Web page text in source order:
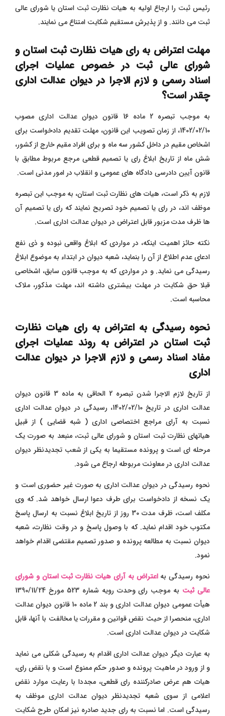
رئیس ثبت را ارجاع اولیه به هیات نظارت ثبت استان یا شورای عالی
ثبت می دانند. و از پذیرش مستقیم شکایت امتناع می نمایند.
مهلت اعتراض به رای هیات نظارت ثبت استان و
شورای عالی ثبت در خصوص عملیات اجرای
اسناد رسمی و لازم الاجرا در دیوان عدالت اداری
چقدر است؟
به موجب تبصره 2 ماده 16 قانون دیوان عدالت اداری مصوب
1402/02/10، از زمان تصویب این قانون، مهلت تقدیم دادخواست برای
اشخاص مقیم در داخل کشور سه ماه و برای افراد مقیم خارج از کشور،
شش ماه از تاریخ ابلاغ رای یا تصمیم قطعی مرجع مربوط مطابق با
قانون آیین دادرسی دادگاه های عمومی و انقلاب در امور مدنی است.
لازم به ذکر است، هیات های نظارت ثبت استان، به موجب این تبصره
موظف اند، در رای یا تصمیم خود تصریح نمایند که رای یا تصمیم آن
ها ظرف مدت مزبور قابل اعتراض در دیوان عدالت اداری است.
نکته حائز اهمیت اینکه، در مواردی که ابلاغ واقعی نبوده و ذی نفع
ادعای عدم اطلاع از آن را بنماید، شعبه دیوان در ابتداء به موضوع ابلاغ
رسیدگی می نماید. و در مواردی که به موجب قانون سابق، اشخاصی
قبلا حق شکایت در مهلت بیشتری داشته اند، مهلت مذکور، ملاک
محاسبه است.
نحوه رسیدگی به اعتراض به رای هیات نظارت
ثبت استان در اعتراض به روند عملیات اجرای
مفاد اسناد رسمی و لازم الاجرا در دیوان عدالت
اداری
از تاریخ لازم الاجرا شدن تبصره 2 الحاقی به ماده 3 قانون دیوان
عدالت اداری در تاریخ 1402/02/10، رسیدگی در دیوان عدالت اداری
نسبت به آرای مراجع اختصاصی اداری ( شبه قضایی ) از قبیل
هیاتهای نظارت ثبت استان و شورای عالی ثبت، منبعد به صورت یک
مرحله ای است و پرونده مستقیما به یکی از شعب تجدیدنظر دیوان
عدالت اداری در معاونت مربوطه ارجاع می شود.
نحوه رسیدگی در دیوان عدالت اداری به صورت غیر حضوری است و
یک نسخه از دادخواست برای طرف دعوا ارسال خواهد شد. که وی
مکلف است، ظرف مدت 30 روز از تاریخ ابلاغ نسبت به ارسال پاسخ
مکتوب خود اقدام نماید. که با وصول پاسخ و در وقت نظارت، شعبه
دیوان نسبت به مطالعه پرونده و صدور تصمیم مقتضی اقدام خواهد
نمود.
نحوه رسیدگی بهاعتراض به آرای هیات نظارت ثبت استان و شورای
عالی ثبت
به موجب رای وحدت رویه شماره 523 مورخ 1390/11/24
هیأت عمومی دیوان عدالت اداری و بند 2 ماده 10 قانون دیوان عدالت
اداری، منحصرا از حیث نقض قوانین و مقررات یا مخالفت با آنها، قابل
شکایت در دیوان عدالت اداری است.
به عبارت دیگر دیوان عدالت اداری اقدام به رسیدگی شکلی می نماید
و از ورود در ماهیت پرونده و صدور حکم ممنوع است و با نقض رای،
هیات هم عرض صادرکننده رای قطعی، مجددا با رعایت موارد نقض
اعلامی از سوی شعبه تجدیدنظر دیوان عدالت اداری موظف به
رسیدگی است. اما نسبت به رای جدید صادره نیز امکان طرح شکایت